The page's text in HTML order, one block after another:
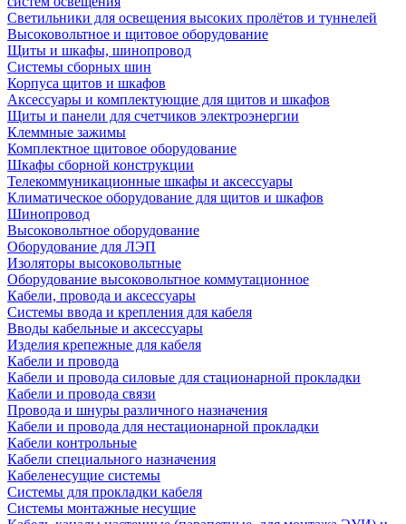
Светильники для освещения высоких пролётов и туннелей
Высоковольтное и щитовое оборудование
Щиты и шкафы, шинопровод
Системы сборных шин
Корпуса щитов и шкафов
Аксессуары и комплектующие для щитов и шкафов
Щиты и панели для счетчиков электроэнергии
Клеммные зажимы
Комплектное щитовое оборудование
Шкафы сборной конструкции
Телекоммуникационные шкафы и аксессуары
Климатическое оборудование для щитов и шкафов
Шинопровод
Высоковольтное оборудование
Оборудование для ЛЭП
Изоляторы высоковольтные
Оборудование высоковольтное коммутационное
Кабели, провода и аксессуары
Системы ввода и крепления для кабеля
Вводы кабельные и аксессуары
Изделия крепежные для кабеля
Кабели и провода
Кабели и провода силовые для стационарной прокладки
Кабели и провода связи
Провода и шнуры различного назначения
Кабели и провода для нестационарной прокладки
Кабели контрольные
Кабели специального назначения
Кабеленесущие системы
Системы для прокладки кабеля
Системы монтажные несущие